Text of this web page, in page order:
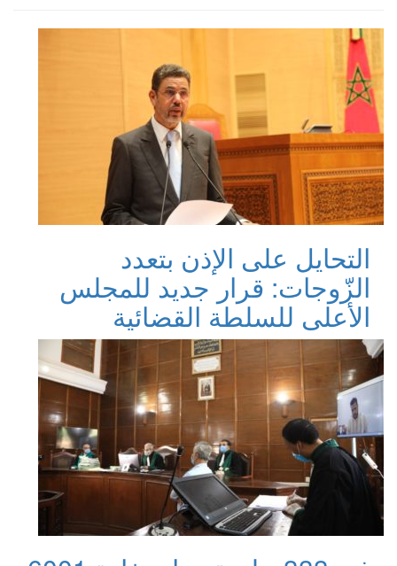
التحايل على الإذن بتعدد
الزّوجات: قرار جديد للمجلس
الأعلى للسلطة القضائية